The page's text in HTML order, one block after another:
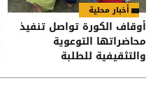
أخبار محلية
أوقاف الكورة تواصل تنفيذ
محاضراتها التوعوية
والتثقيفية للطلبة